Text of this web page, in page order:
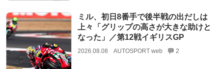
ミル、初日8番手で後半戦の出だしは
上々「グリップの高さが大きな助けと
なった」／第12戦イギリスGP
2026.08.08 AUTOSPORT web 2